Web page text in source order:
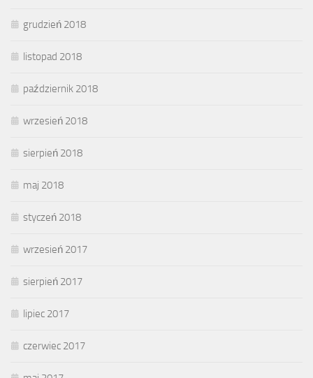
grudzień 2018
listopad 2018
październik 2018
wrzesień 2018
sierpień 2018
maj 2018
styczeń 2018
wrzesień 2017
sierpień 2017
lipiec 2017
czerwiec 2017